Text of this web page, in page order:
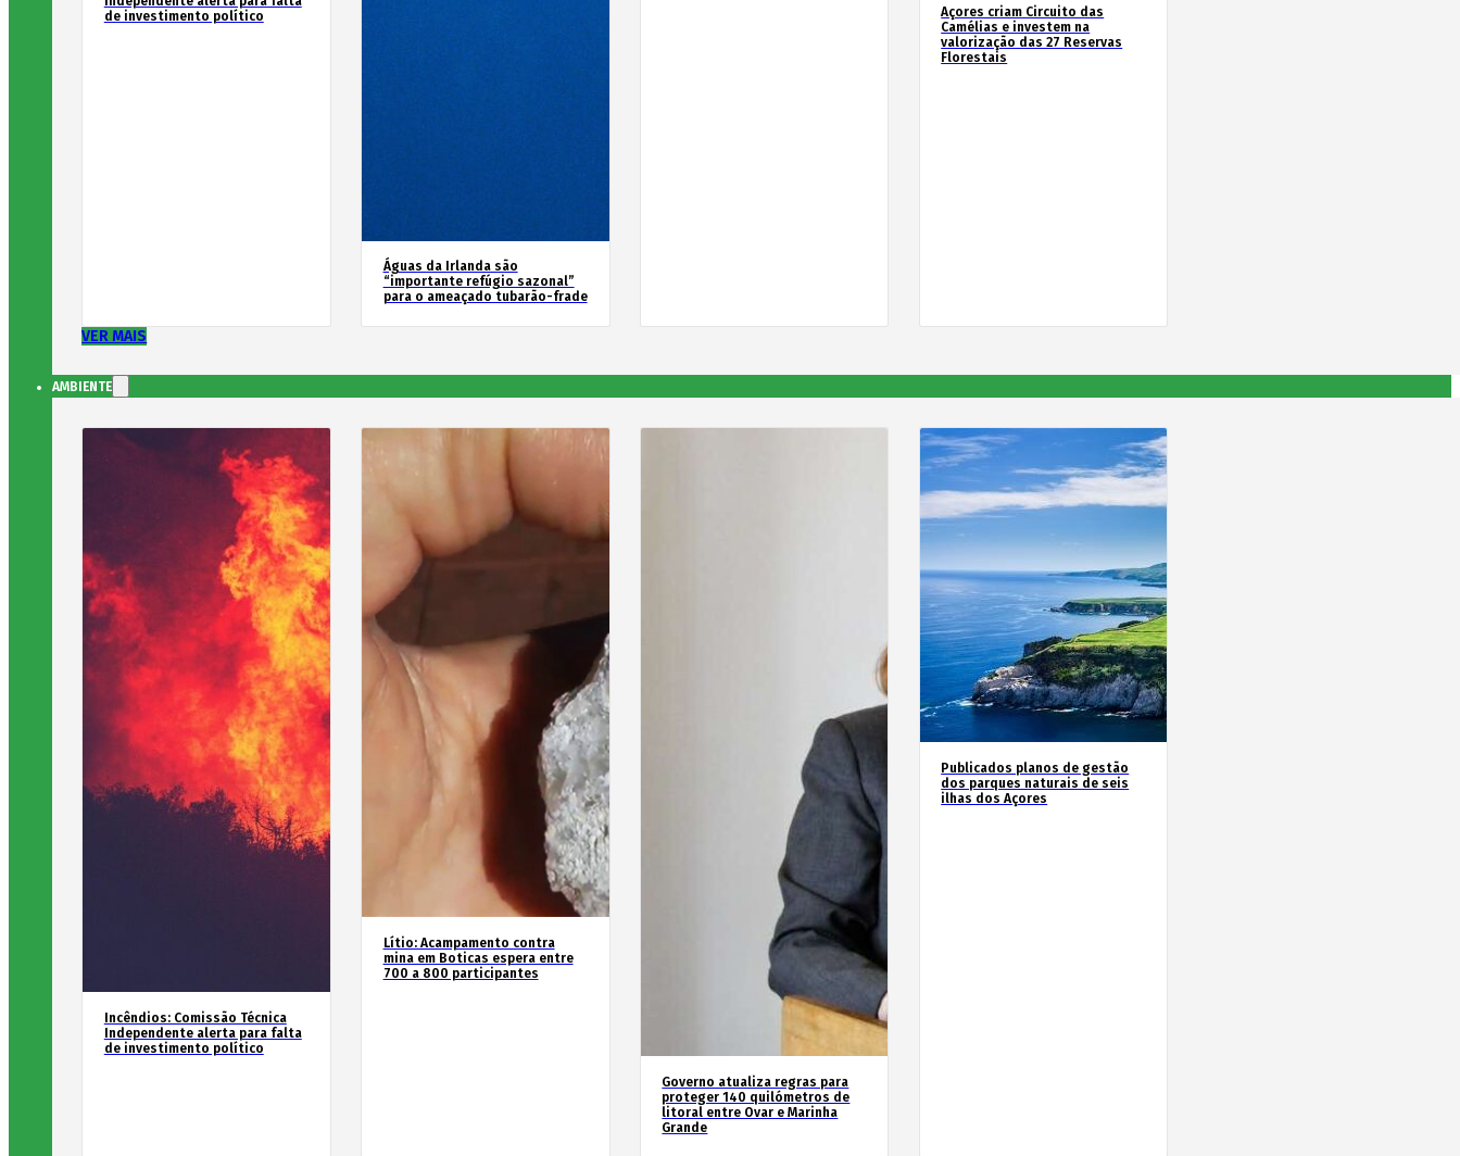
de investimento político
Águas da Irlanda são
“importante refúgio sazonal”
para o ameaçado tubarão-frade
Açores criam Circuito das
Camélias e investem na
valorização das 27 Reservas
Florestais
VER MAIS
AMBIENTE
Incêndios: Comissão Técnica
Independente alerta para falta
de investimento político
Lítio: Acampamento contra
mina em Boticas espera entre
700 a 800 participantes
Governo atualiza regras para
proteger 140 quilómetros de
litoral entre Ovar e Marinha
Grande
Publicados planos de gestão
dos parques naturais de seis
ilhas dos Açores